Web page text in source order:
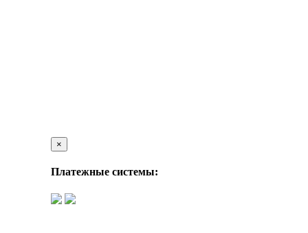
×
Платежные системы: